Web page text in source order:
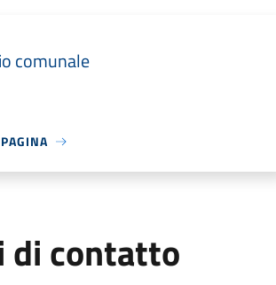
comunale
di contatto